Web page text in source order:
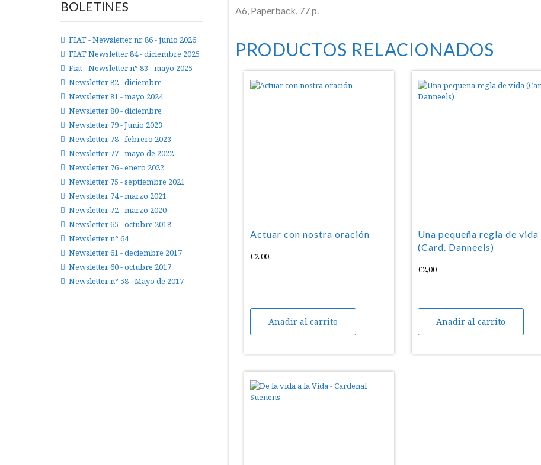
BOLETINES
FIAT - Newsletter nr. 86 - junio 2026
FIAT Newsletter 84 - diciembre 2025
Fiat - Newsletter n° 83 - mayo 2025
Newsletter 82 - diciembre
Newsletter 81 - mayo 2024
Newsletter 80 - diciembre
Newsletter 79 - Junio 2023
Newsletter 78 - febrero 2023
Newsletter 77 - mayo de 2022
Newsletter 76 - enero 2022
Newsletter 75 - septiembre 2021
Newsletter 74 - marzo 2021
Newsletter 72 - marzo 2020
Newsletter 65 - octubre 2018
Newsletter n° 64
Newsletter 61 - deciembre 2017
Newsletter 60 - octubre 2017
Newsletter n° 58 - Mayo de 2017
A6, Paperback, 77 p.
PRODUCTOS RELACIONADOS
Actuar con nostra oración
€2,00
Añadir al carrito
Una pequeña regla de vida
(Card. Danneels)
€2,00
Añadir al carrito